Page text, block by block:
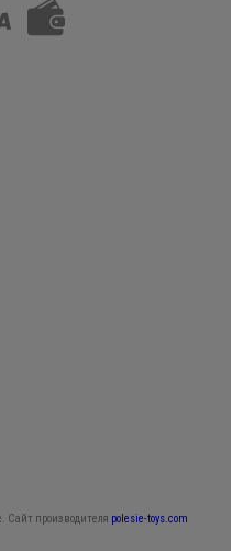
Сайт производителя polesie-toys.com